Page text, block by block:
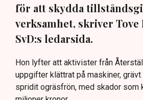
för att skydda
verksamhet, skriver Tove
SvD:s ledarsida.
Hon lyfter att aktivister från
uppgifter klättrat på maskiner,
spridit ogräsfrön, med skador som